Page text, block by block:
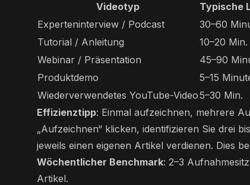
Videotyp
Typische
Experteninterview / Podcast
30–60
Tutorial / Anleitung
10–20 Min.
Webinar / Präsentation
45–90
Produktdemo
5–15
Wiederverwendetes YouTube-Video5–30 Min.
Effizienztipp: Einmal aufzeichnen, mehrere
„Aufzeichnen“ klicken, identifizieren Sie drei
jeweils einen eigenen Artikel verdienen. Dies
Wöchentlicher Benchmark: 2–3
Artikel.